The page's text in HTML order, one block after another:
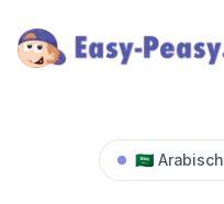
🇸🇦 Arabisch